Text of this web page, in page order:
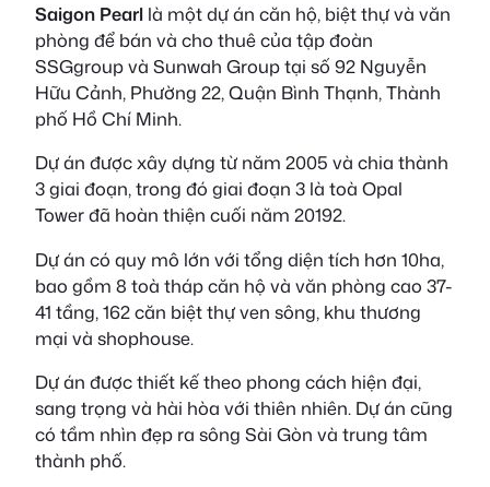
Saigon Pearl là một dự án căn hộ, biệt thự và văn
phòng để bán và cho thuê của tập đoàn
SSGgroup và Sunwah Group tại số 92 Nguyễn
Hữu Cảnh, Phường 22, Quận Bình Thạnh, Thành
phố Hồ Chí Minh.
Dự án được xây dựng từ năm 2005 và chia thành
3 giai đoạn, trong đó giai đoạn 3 là toà Opal
Tower đã hoàn thiện cuối năm 20192.
Dự án có quy mô lớn với tổng diện tích hơn 10ha,
bao gồm 8 toà tháp căn hộ và văn phòng cao 37-
41 tầng, 162 căn biệt thự ven sông, khu thương
mại và shophouse.
Dự án được thiết kế theo phong cách hiện đại,
sang trọng và hài hòa với thiên nhiên. Dự án cũng
có tầm nhìn đẹp ra sông Sài Gòn và trung tâm
thành phố.